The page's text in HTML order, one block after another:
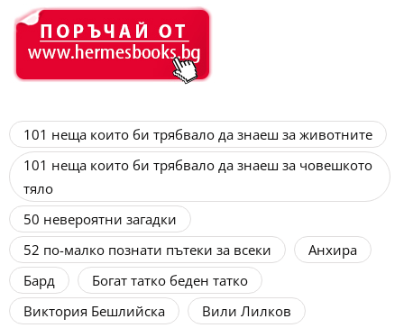
101 неща които би трябвало да знаеш за животните
101 неща които би трябвало да знаеш за човешкото
тяло
50 невероятни загадки
52 по-малко познати пътеки за всеки
Анхира
Бард
Богат татко беден татко
Виктория Бешлийска
Вили Лилков